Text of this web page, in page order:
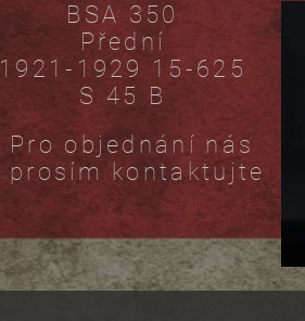
BSA 350
Přední
1921-1929 15-625
S 45 B
Pro objednání nás
prosím kontaktujte